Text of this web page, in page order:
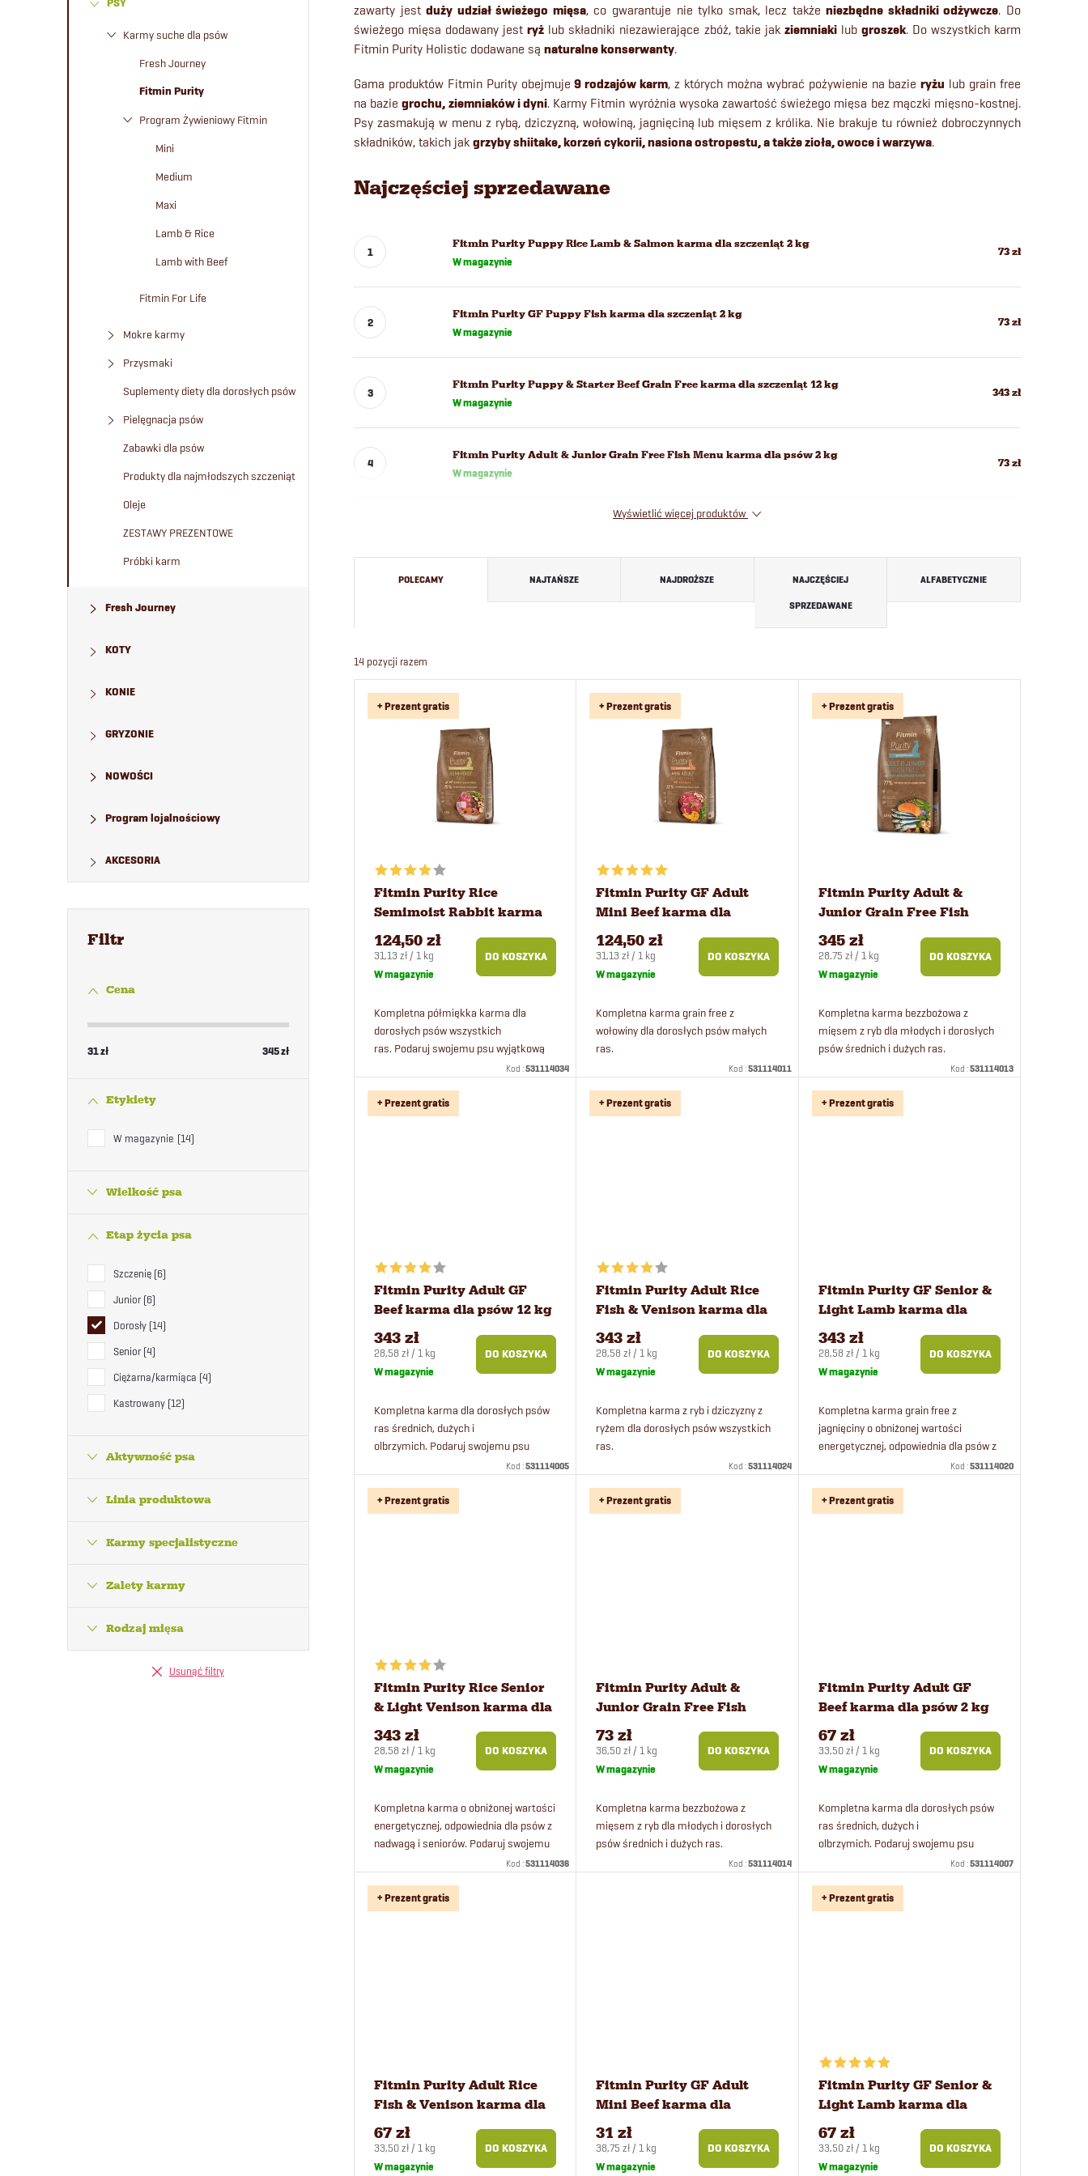
PSY
Karmy suche dla psów
Fresh Journey
Fitmin Purity
Program Żywieniowy Fitmin
Mini
Medium
Maxi
Lamb & Rice
Lamb with Beef
Fitmin For Life
Mokre karmy
Przysmaki
Suplementy diety dla dorosłych psów
Pielęgnacja psów
Zabawki dla psów
Produkty dla najmłodszych szczeniąt
Oleje
ZESTAWY PREZENTOWE
Próbki karm
Fresh Journey
KOTY
KONIE
GRYZONIE
NOWOŚCI
Program lojalnościowy
AKCESORIA
Cena
31zł 345zł
Etykiety
W magazynie 14
Wielkość psa
Etap życia psa
Szczenię 6
Junior 6
Dorosły 14
Senior 4
Ciężarna/karmiąca 4
Kastrowany 12
Aktywność psa
Linia produktowa
Karmy specjalistyczne
Zalety karmy
Rodzaj mięsa
Usunąć filtry
zawarty jestduży udział świeżego mięsa, co gwarantuje nie tylko smak, lecz takżeniezbędne składniki odżywcze. Do
świeżego mięsa dodawany jestryż lub składniki niezawierające zbóż, takie jak ziemniakilub groszek. Do wszystkich karm
Fitmin Purity Holistic dodawane są naturalne konserwanty.
Gama produktów Fitmin Purity obejmuje9 rodzajów karm, z których można wybrać pożywienie na bazieryżu lub grain free
na baziegrochu, ziemniaków i dyni. Karmy Fitmin wyróżnia wysoka zawartość świeżego mięsa bez mączki mięsno-kostnej.
Psy zasmakują w menu z rybą, dziczyzną, wołowiną, jagnięciną lub mięsem z królika. Nie brakuje tu również dobroczynnych
składników, takich jak grzyby shiitake, korzeń cykorii, nasiona ostropestu, a także zioła, owoce i warzywa.
Najczęściej sprzedawane
Fitmin Purity Puppy Rice Lamb & Salmon karma dla szczeniąt 2 kg
W magazynie
73 zł
Fitmin Purity GF Puppy Fish karma dla szczeniąt 2 kg
W magazynie
73 zł
Fitmin Purity Puppy & Starter Beef Grain Free karma dla szczeniąt 12 kg
W magazynie
343 zł
Fitmin Purity Adult & Junior Grain Free Fish Menu karma dla psów 2 kg
W magazynie
73 zł
Wyświetlić więcej produktów
r
d
w
POLECAMY NAJTAŃSZE NAJDROŻSZE NAJCZĘŚCIEJ
SPRZEDAWANE
ALFABETYCZNIE
14 pozycji razem
L
k
+ Prezent gratis
Fitmin Purity Rice
Semimoist Rabbit karma
dla psów 4 kg
124,50 zł
Cena
jednostkowa:
31,13 zł / 1 kg
W magazynie
DO KOSZYKA
Kompletna półmiękka karma dla
dorosłych psów wszystkich
ras. Podaruj swojemu psu wyjątkową
ucztę w postaci świeżego mięsnego
Kod :531114034
+ Prezent gratis
Fitmin Purity GF Adult
Mini Beef karma dla
małych psów 4 kg
124,50 zł
Cena
jednostkowa:
31,13 zł / 1 kg
W magazynie
DO KOSZYKA
Kompletna karma grain free z
wołowiny dla dorosłych psów małych
ras.
Kod :531114011
+ Prezent gratis
Fitmin Purity Adult &
Junior Grain Free Fish
Menu karma dla psów 12
kg
345 zł
Cena
jednostkowa:
28,75 zł / 1 kg
W magazynie
DO KOSZYKA
Kompletna karma bezzbożowa z
mięsem z ryb dla młodych i dorosłych
psów średnich i dużych ras.
Kod :531114013
+ Prezent gratis
Fitmin Purity Adult GF
Beef karma dla psów 12 kg
343 zł
Cena
jednostkowa:
28,58 zł / 1 kg
W magazynie
DO KOSZYKA
Kompletna karma dla dorosłych psów
ras średnich, dużych i
olbrzymich. Podaruj swojemu psu
wyjątkową ucztę w postaci soczystego
Kod :531114005
+ Prezent gratis
Fitmin Purity Adult Rice
Fish & Venison karma dla
psów 12 kg
343 zł
Cena
jednostkowa:
28,58 zł / 1 kg
W magazynie
DO KOSZYKA
Kompletna karma z ryb i dziczyzny z
ryżem dla dorosłych psów wszystkich
ras.
Kod :531114024
+ Prezent gratis
Fitmin Purity GF Senior &
Light Lamb karma dla
psów 12 kg
343 zł
Cena
jednostkowa:
28,58 zł / 1 kg
W magazynie
DO KOSZYKA
Kompletna karma grain free z
jagnięciny o obniżonej wartości
energetycznej, odpowiednia dla psów z
Kod :531114020
+ Prezent gratis
Fitmin Purity Rice Senior
& Light Venison karma dla
psów 12 kg
343 zł
Cena
jednostkowa:
28,58 zł / 1 kg
W magazynie
DO KOSZYKA
Kompletna karma o obniżonej wartości
energetycznej, odpowiednia dla psów z
nadwagą i seniorów. Podaruj swojemu
psu wyjątkową ucztę w postaciKod :531114036
+ Prezent gratis
Fitmin Purity Adult &
Junior Grain Free Fish
Menu karma dla psów 2 kg
73 zł
Cena
jednostkowa:
36,50 zł / 1 kg
W magazynie
DO KOSZYKA
Kompletna karma bezzbożowa z
mięsem z ryb dla młodych i dorosłych
psów średnich i dużych ras.
Kod :531114014
+ Prezent gratis
Fitmin Purity Adult GF
Beef karma dla psów 2 kg
67 zł
Cena
jednostkowa:
33,50 zł / 1 kg
W magazynie
DO KOSZYKA
Kompletna karma dla dorosłych psów
ras średnich, dużych i
olbrzymich. Podaruj swojemu psu
wyjątkową ucztę w postaci soczystego
Kod :531114007
+ Prezent gratis
Fitmin Purity Adult Rice
Fish & Venison karma dla
psów 2 kg
67 zł
Cena
jednostkowa:
33,50 zł / 1 kg
W magazynie
DO KOSZYKA
Fitmin Purity GF Adult
Mini Beef karma dla
małych psów 0,8 kg
31 zł
Cena
jednostkowa:
38,75 zł / 1 kg
W magazynie
DO KOSZYKA
+ Prezent gratis
Fitmin Purity GF Senior &
Light Lamb karma dla
psów 2 kg
67 zł
Cena
jednostkowa:
33,50 zł / 1 kg
W magazynie
DO KOSZYKA